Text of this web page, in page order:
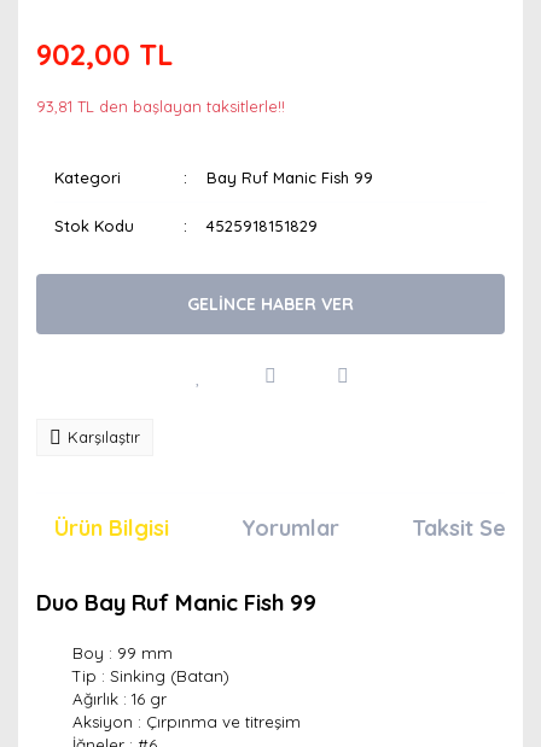
902,00 TL
93,81 TL den başlayan taksitlerle!!
Kategori Bay Ruf Manic Fish 99
Stok Kodu 4525918151829
GELİNCE HABER VER
Karşılaştır
Ürün Bilgisi Yorumlar Taksit
Duo Bay Ruf Manic Fish 99
Boy : 99 mm
Tip : Sinking (Batan)
Ağırlık : 16 gr
Aksiyon : Çırpınma ve titreşim